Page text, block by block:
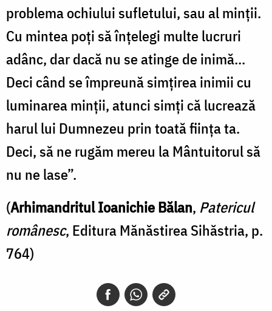
problema ochiului sufletului, sau al minţii.
Cu mintea poţi să înţelegi multe lucruri
adânc, dar dacă nu se atinge de inimă...
Deci când se împreună simţirea inimii cu
luminarea minţii, atunci simţi că lucrează
harul lui Dumnezeu prin toată fiinţa ta.
Deci, să ne rugăm mereu la Mântuitorul să
nu ne lase”.
(Arhimandritul Ioanichie Bălan, Patericul
românesc, Editura Mănăstirea Sihăstria, p.
764)